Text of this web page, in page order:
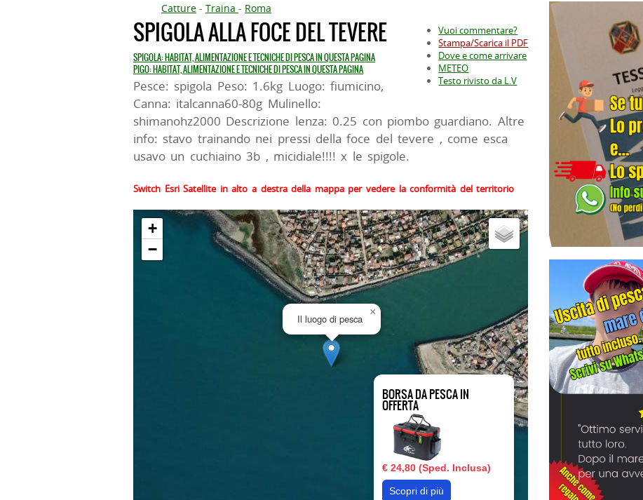
Catture - Traina - Roma
Vuoi commentare?
Stampa/Scarica il PDF
Dove e come arrivare
METEO
Testo rivisto da L.V
SPIGOLA ALLA FOCE DEL TEVERE
SPIGOLA: HABITAT, ALIMENTAZIONE E TECNICHE DI PESCA IN QUESTA PAGINA
PIGO: HABITAT, ALIMENTAZIONE E TECNICHE DI PESCA IN QUESTA PAGINA
Pesce: spigola Peso: 1.6kg Luogo: fiumicino,
Canna: italcanna60-80g Mulinello:
shimanohz2000 Descrizione lenza: 0.25 con piombo guardiano. Altre
info: stavo trainando nei pressi della foce del tevere , come esca
usavo un cuchiaino 3b , micidiale!!!! x le spigole.
Switch Esri Satellite in alto a destra della mappa per vedere la conformità del territorio
BORSA DA PESCA IN
OFFERTA
€ 24,80 (Sped. Inclusa)
Scopri di più
Il luogo di pesca
×
+
−